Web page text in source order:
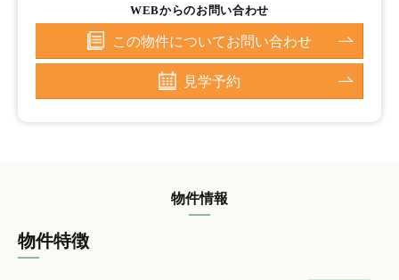
WEBからのお問い合わせ
この物件についてお問い合わせ
見学予約
物件情報
物件特徴